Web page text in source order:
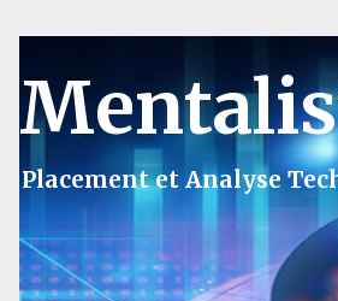
Placement et Analyse